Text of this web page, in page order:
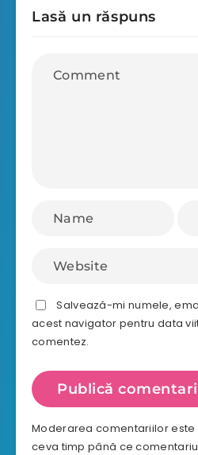
Lasă un răspuns
Salvează-mi numele,
acest navigator pentru data
comentez.
Moderarea comentariilor este
ceva timp până ce